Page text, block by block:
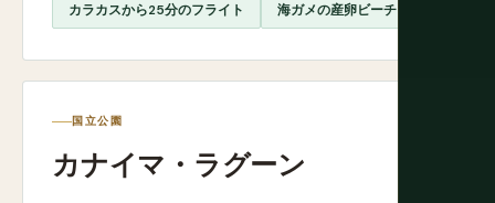
カラカスから25分のフライト 海ガメの産卵ビーチ
国立公園
カナイマ・ラグーン